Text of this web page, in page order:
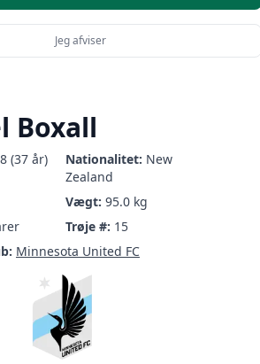
Boxall
(37 år) Nationalitet: New
Zealand
Vægt: 95.0 kg
Trøje #: 15
Minnesota United FC
Jeg afviser